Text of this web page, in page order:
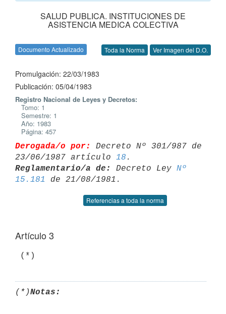
SALUD PUBLICA. INSTITUCIONES DE
ASISTENCIA MEDICA COLECTIVA
Documento Actualizado Toda la Norma Ver Imagen del D.O.
Promulgación: 22/03/1983
Publicación: 05/04/1983
Registro Nacional de Leyes y Decretos:
Tomo: 1
Semestre: 1
Año: 1983
Página: 457
Derogada/o por:
Decreto Nº 301/987 de
23/06/1987 artículo 18
Reglamentario/a de:
Decreto Ley Nº
15.181
Referencias a toda la norma
Artículo 3
(*)Notas: